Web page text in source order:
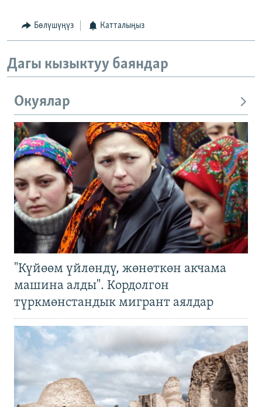
Бөлүшүңүз Катталыңыз
Дагы кызыктуу баяндар
Окуялар
"Күйөөм үйлөндү, жөнөткөн акчама
машина алды". Кордолгон
түркмөнстандык мигрант аялдар